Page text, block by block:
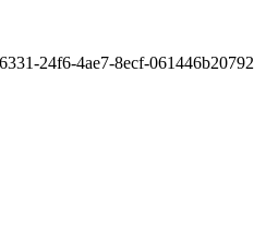
24f6-4ae7-8ecf-061446b20792